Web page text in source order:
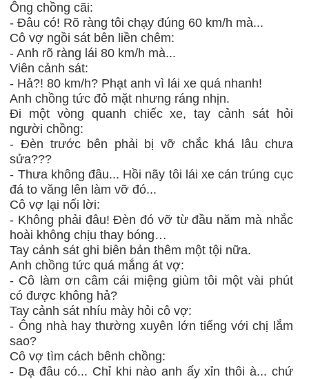
Ông chồng cãi:
- Đâu có! Rõ ràng tôi chạy đúng 60 km/h mà...
Cô vợ ngồi sát bên liền chêm:
- Anh rõ ràng lái 80 km/h mà...
Viên cảnh sát:
- Hả?! 80 km/h? Phạt anh vì lái xe quá nhanh!
Anh chồng tức đỏ mặt nhưng ráng nhịn.
Đi một vòng quanh chiếc xe, tay cảnh sát hỏi
người chồng:
- Đèn trước bên phải bị vỡ chắc khá lâu chưa
sửa???
- Thưa không đâu... Hồi nãy tôi lái xe cán trúng cục
đá to văng lên làm vỡ đó...
Cô vợ lại nối lời:
- Không phải đâu! Đèn đó vỡ từ đầu năm mà nhắc
hoài không chịu thay bóng…
Tay cảnh sát ghi biên bản thêm một tội nữa.
Anh chồng tức quá mắng át vợ:
- Cô làm ơn câm cái miệng giùm tôi một vài phút
có được không hả?
Tay cảnh sát nhíu mày hỏi cô vợ:
- Ông nhà hay thường xuyên lớn tiếng với chị lắm
sao?
Cô vợ tìm cách bênh chồng:
- Dạ đâu có... Chỉ khi nào anh ấy xỉn thôi à... chứ